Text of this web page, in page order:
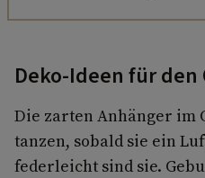
Deko-Ideen für
Die zarten Anhänger im
tanzen, sobald sie ein
federleicht sind sie.